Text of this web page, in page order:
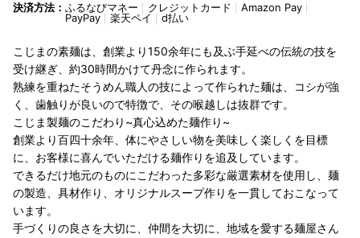
決済方法： ふるなびマネー クレジットカード
Amazon Pay
PayPay
楽天ペイ d払い
こじまの素麺は、創業より150余年にも及ぶ手延べの伝統の技を
受け継ぎ、約30時間かけて丹念に作られます。
熟練を重ねたそうめん職人の技によって作られた麺は、コシが強
く、歯触りが良いので特徴で、その喉越しは抜群です。
こじま製麺のこだわり~真心込めた麺作り~
創業より百四十余年、体にやさしい物を美味しく楽しくを目標
に、お客様に喜んでいただける麺作りを追及しています。
できるだけ地元のものにこだわった多彩な厳選素材を使用し、麺
の製造、具材作り、オリジナルスープ作りを一貫しておこなって
います。
手づくりの良さを大切に、仲間を大切に、地域を愛する麺屋さん